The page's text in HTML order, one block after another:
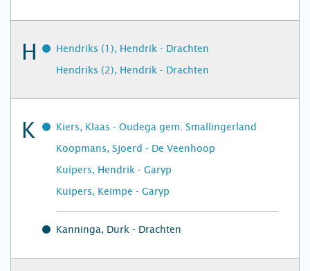
H
Hendriks (1), Hendrik - Drachten
Hendriks (2), Hendrik - Drachten
K
Kiers, Klaas - Oudega gem. Smallingerland
Koopmans, Sjoerd - De Veenhoop
Kuipers, Hendrik - Garyp
Kuipers, Keimpe - Garyp
Kanninga, Durk - Drachten